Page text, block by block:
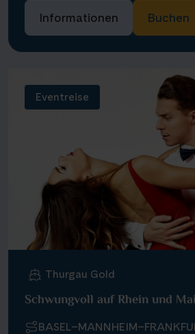
Informationen Buchen
Eventreise
Thurgau Gold
Schwungvoll auf Rhein und